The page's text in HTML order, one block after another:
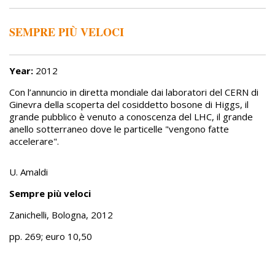
SEMPRE PIÙ VELOCI
Year: 2012
Con l’annuncio in diretta mondiale dai laboratori del CERN di
Ginevra della scoperta del cosiddetto bosone di Higgs, il
grande pubblico è venuto a conoscenza del LHC, il grande
anello sotterraneo dove le particelle "vengono fatte
accelerare".
U. Amaldi
Sempre più veloci
Zanichelli, Bologna, 2012
pp. 269; euro 10,50